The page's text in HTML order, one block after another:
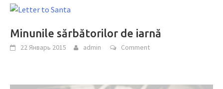
Minunile sărbătorilor de iarnă
22 Январь 2015 admin Comment